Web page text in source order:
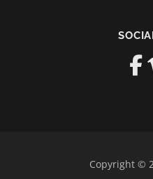
Copyright ©